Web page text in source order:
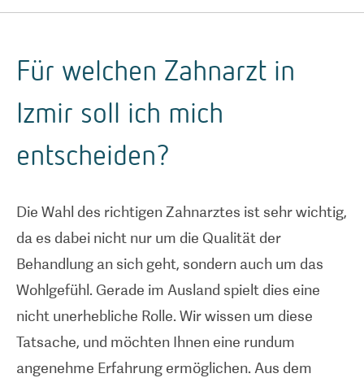
Für welchen Zahnarzt in
Izmir soll ich mich
entscheiden?
Die Wahl des richtigen Zahnarztes ist sehr wichtig,
da es dabei nicht nur um die Qualität der
Behandlung an sich geht, sondern auch um das
Wohlgefühl. Gerade im Ausland spielt dies eine
nicht unerhebliche Rolle. Wir wissen um diese
Tatsache, und möchten Ihnen eine rundum
angenehme Erfahrung ermöglichen. Aus dem